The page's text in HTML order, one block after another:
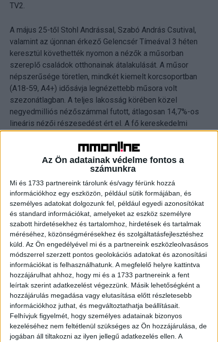
Az Ön adatainak védelme fontos a
számunkra
Mi és 1733 partnereink tárolunk és/vagy férünk hozzá
információkhoz egy eszközön, például sütik formájában, és
személyes adatokat dolgozunk fel, például egyedi azonosítókat
és standard információkat, amelyeket az eszköz személyre
szabott hirdetésekhez és tartalomhoz, hirdetések és tartalmak
méréséhez, közönségmérésekhez és szolgáltatásfejlesztéshez
küld. Az Ön engedélyével mi és a partnereink eszközleolvasásos
módszerrel szerzett pontos geolokációs adatokat és azonosítási
információkat is felhasználhatunk. A megfelelő helyre kattintva
hozzájárulhat ahhoz, hogy mi és a 1733 partnereink a fent
leírtak szerint adatkezelést végezzünk. Másik lehetőségként a
hozzájárulás megadása vagy elutasítása előtt részletesebb
információkhoz juthat, és megváltoztathatja beállításait.
Felhívjuk figyelmét, hogy személyes adatainak bizonyos
kezeléséhez nem feltétlenül szükséges az Ön hozzájárulása, de
jogában áll tiltakozni az ilyen jellegű adatkezelés ellen. A
TV2.
A május 25-től Stohl Andrással, Szabó András Csutival,
valamint az újonnan érkező Gelencsér Tímeával 3 héten
keresztül követhették nyomon a nézők a műsorban
szereplő családok otthonainak átalakulását. A műsor
népszerűsége töretlen, mindkét kiemelt korcsoportban
(A18-59, A4+) idősávja legnézettebb műsora volt
szezonátlagban. A teljes lakosság körében közel
negyedmilliós nézőszámmal futott, átlagosan 14,7%-os
lineáris nézői részesedést ért el. A fő kereskedelmi
volt népszerű az Újratervezés, hiszen ebben a
célcsoportban átlagosan 15,7% volt az évad
A bemutatott történetek a nézőkre is hatottak, hiszen
számos emlékezetes pillanatot kínáltak. Például a
legutóbbi héten a pilisszentléleki fiatalok szerelme, amely
a produkció segítségével Párizsban teljesült be. Vagy a
tatárszentgyörgyi nagymama és három kislány unokája,
akik olyan szintű szimpátiát váltottak ki a nézőkből, hogy
azóta többen felkeresték őket, és támogatásukról
biztosították a családot. Az egyik legszebb példa az
összefogásra pedig annak az örkényi asszonynak a
története, aki vak fiát és elhunyt lánya két kislányát
egyedül neveli. Az Újratervezés csapata nemcsak
felújította otthonukat, hanem eközben a helyi és a
környékbeli emberek összefogtak a családért, és a